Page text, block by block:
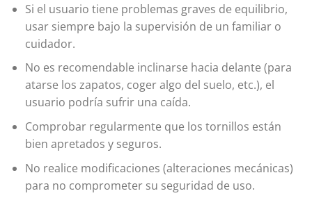
Si el usuario tiene problemas graves de equilibrio,
usar siempre bajo la supervisión de un familiar o
cuidador.
No es recomendable inclinarse hacia delante (para
atarse los zapatos, coger algo del suelo, etc.), el
usuario podría sufrir una caída.
Comprobar regularmente que los tornillos están
bien apretados y seguros.
No realice modificaciones (alteraciones mecánicas)
para no comprometer su seguridad de uso.